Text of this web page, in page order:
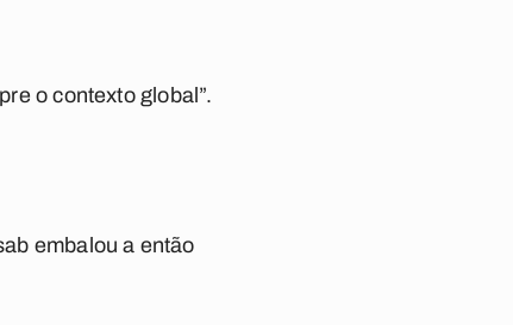
o contexto global”.
embalou a então